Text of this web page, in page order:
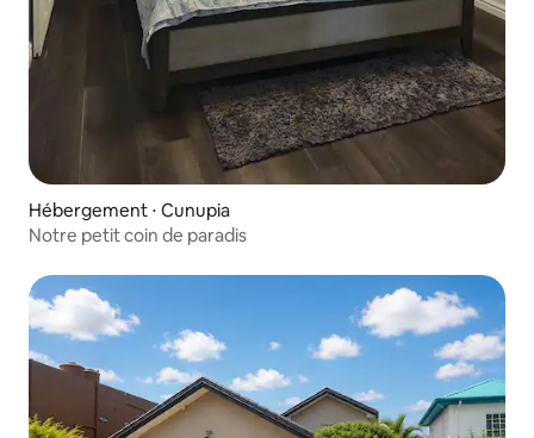
Hébergement ⋅ Cunupia
Notre petit coin de paradis